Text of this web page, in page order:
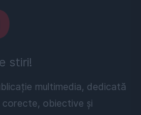
stiri!
multimedia, dedicată
obiective și